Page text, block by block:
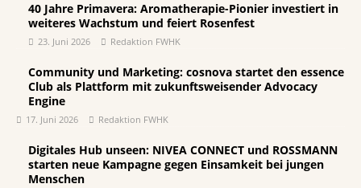
40 Jahre Primavera: Aromatherapie-Pionier investiert in
weiteres Wachstum und feiert Rosenfest
23. Juni 2026 Redaktion FWHK
Community und Marketing: cosnova startet den essence
Club als Plattform mit zukunftsweisender Advocacy
Engine
17. Juni 2026 Redaktion FWHK
Digitales Hub unseen: NIVEA CONNECT und ROSSMANN
starten neue Kampagne gegen Einsamkeit bei jungen
Menschen